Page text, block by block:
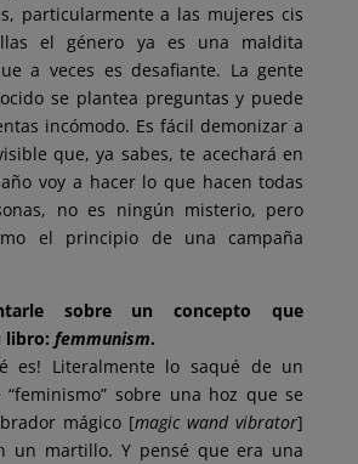
particularmente a las mujeres cis
el género ya es una maldita
a veces es desafiante. La gente
se plantea preguntas y puede
incómodo. Es fácil demonizar a
que, ya sabes, te acechará en
voy a hacer lo que hacen todas
no es ningún misterio, pero
el principio de una campaña
sobre un concepto que
libro: femmunism.
es! Literalmente lo saqué de un
sobre una hoz que se
mágico [magic wand vibrator]
un martillo. Y pensé que era una